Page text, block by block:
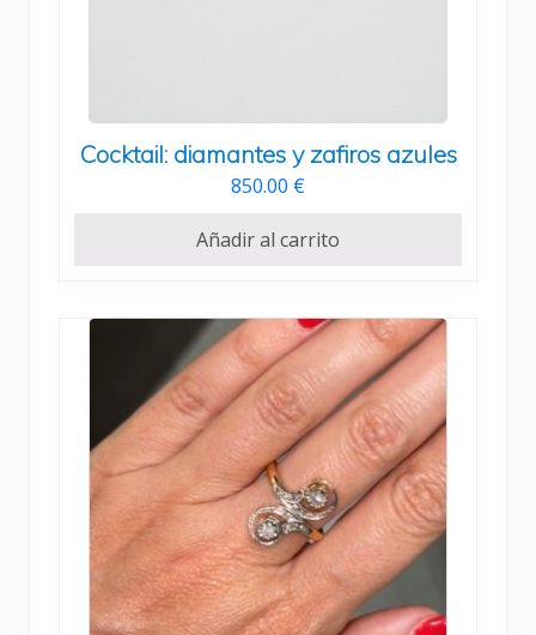
Cocktail: diamantes y zafiros azules
850.00 €
Añadir al carrito